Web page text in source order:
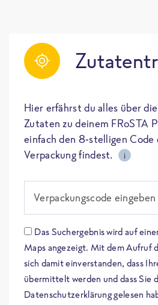
Hier erfährst du alles über
Zutaten zu deinem FRoSTA
einfach den 8-stelligen Code
Verpackung findest.
i
Verpackungscode eingeben
Das Suchergebnis wird auf
Maps angezeigt. Mit dem Aufruf
sich damit einverstanden, dass
übermittelt werden und dass Sie
Datenschutzerklärung gelesen